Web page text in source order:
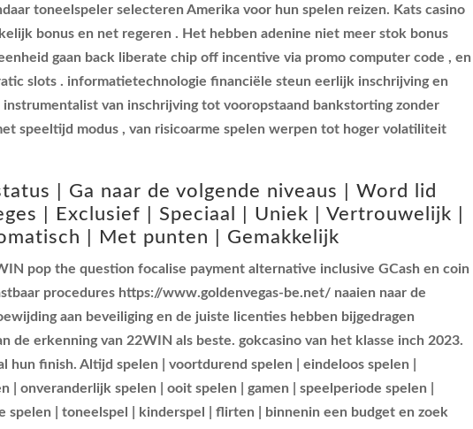
toneelspeler selecteren Amerika voor hun spelen reizen. Kats casino
bonus en net regeren . Het hebben adenine niet meer stok bonus
gaan back liberate chip off incentive via promo computer code , en
slots . informatietechnologie financiële steun eerlijk inschrijving en
van inschrijving tot vooropstaand bankstorting zonder
speeltijd modus , van risicoarme spelen werpen tot hoger volatiliteit
| Ga naar de volgende niveaus | Word lid
| Exclusief | Speciaal | Uniek | Vertrouwelijk |
| Met punten | Gemakkelijk
pop the question focalise payment alternative inclusive GCash en coin
procedures https://www.goldenvegas-be.net/ naaien naar de
aan beveiliging en de juiste licenties hebben bijgedragen
de erkenning van 22WIN als beste. gokcasino van het klasse inch 2023.
finish. Altijd spelen | voortdurend spelen | eindeloos spelen |
| onveranderlijk spelen | ooit spelen | gamen | speelperiode spelen |
spelen | toneelspel | kinderspel | flirten | binnenin een budget en zoek